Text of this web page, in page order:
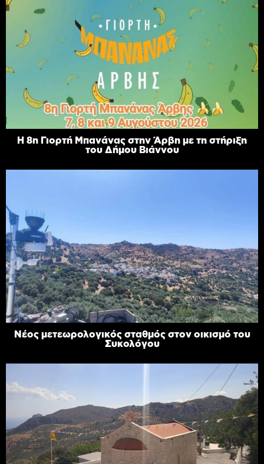
Η 8η Γιορτή Μπανάνας στην Άρβη με τη στήριξη
του Δήμου Βιάννου
Νέος μετεωρολογικός σταθμός στον οικισμό του
Συκολόγου